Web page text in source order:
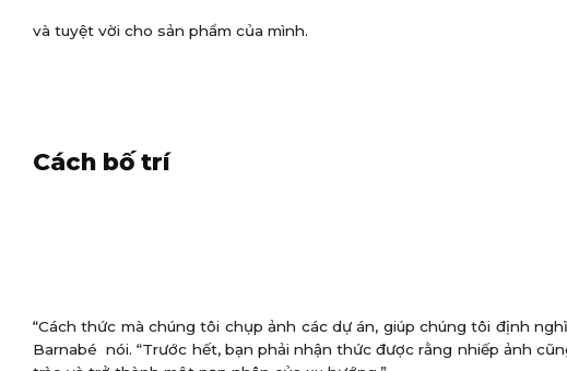
và tuyệt vời cho sản phẩm của mình.
Cách bố trí
“Cách thức mà chúng tôi chụp ảnh các dự án, giúp chúng tôi định
Barnabé nói. “Trước hết, bạn phải nhận thức được rằng nhiếp ảnh